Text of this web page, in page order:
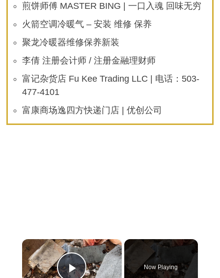
煎饼师傅 MASTER BING | 一口入魂 回味无穷
火箭空调冷暖气 – 安装 维修 保养
聚龙冷暖器维修保养新装
李倩 注册会计师 / 注册金融理财师
富记杂货店 Fu Kee Trading LLC | 电话：503-
477-4101
富康商场逸四方快递门店 | 优创公司
×
Now Playing